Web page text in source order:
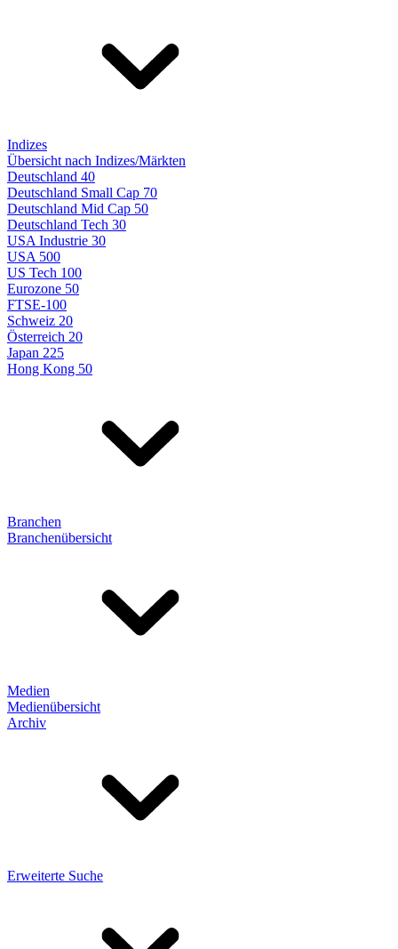
Indizes
Übersicht nach Indizes/Märkten
Deutschland 40
Deutschland Small Cap 70
Deutschland Mid Cap 50
Deutschland Tech 30
USA Industrie 30
USA 500
US Tech 100
Eurozone 50
FTSE-100
Schweiz 20
Österreich 20
Japan 225
Hong Kong 50
Branchen
Branchenübersicht
Medien
Medienübersicht
Archiv
Erweiterte Suche